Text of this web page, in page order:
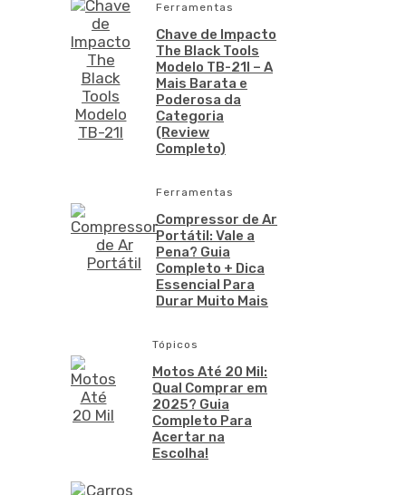
Ferramentas
Chave de Impacto
The Black Tools
Modelo TB-21I – A
Mais Barata e
Poderosa da
Categoria
(Review
Completo)
Ferramentas
Compressor de Ar
Portátil: Vale a
Pena? Guia
Completo + Dica
Essencial Para
Durar Muito Mais
Tópicos
Motos Até 20 Mil:
Qual Comprar em
2025? Guia
Completo Para
Acertar na
Escolha!